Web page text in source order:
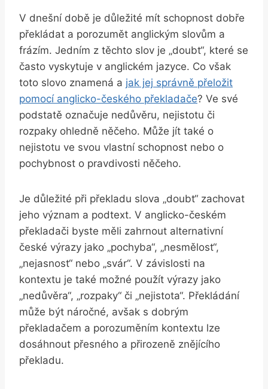
V dnešní době je důležité mít schopnost dobře
překládat a porozumět anglickým slovům a
frázím. Jedním z těchto slov je „doubt“, které se
často vyskytuje v anglickém jazyce. Co však
toto slovo znamená a jak jej správně přeložit
pomocí anglicko-českého překladače? Ve své
podstatě označuje nedůvěru, nejistotu či
rozpaky ohledně něčeho. Může jít také o
nejistotu ve svou vlastní schopnost nebo o
pochybnost o pravdivosti něčeho.
Je důležité při překladu slova „doubt“ zachovat
jeho význam a podtext. V anglicko-českém
překladači byste měli zahrnout alternativní
české výrazy jako „pochyba“, „nesmělost“,
„nejasnost“ nebo „svár“. V závislosti na
kontextu je také možné použít výrazy jako
„nedůvěra“, „rozpaky“ či „nejistota“. Překládání
může být náročné, avšak s dobrým
překladačem a porozuměním kontextu lze
dosáhnout přesného a přirozeně znějícího
překladu.